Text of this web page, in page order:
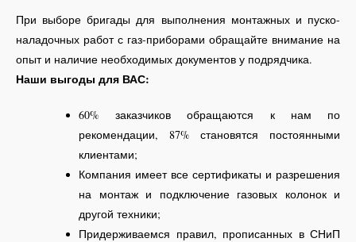
При выборе бригады для выполнения монтажных и пуско-
наладочных работ с газ-приборами обращайте внимание на
опыт и наличие необходимых документов у подрядчика.
Наши выгоды для ВАС:
60% заказчиков обращаются к нам по
рекомендации, 87% становятся постоянными
клиентами;
Компания имеет все сертификаты и разрешения
на монтаж и подключение газовых колонок и
другой техники;
Придерживаемся правил, прописанных в СНиП